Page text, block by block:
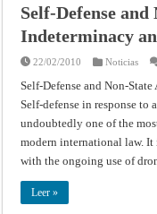
Self-Defense
Indeterminacy
22/02/2010 Noticias
Self-Defense and Non-
Self-defense in response to
undoubtedly one of the
modern international law. It
with the ongoing use of
Leer »